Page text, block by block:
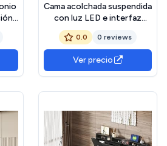
y
Cama acolchada suspendida
con luz LED e interfaz
USB+TYPE-C,estructura
cama matrimonial,cabecero
con caja,lino
(Beige,140x200)
0.0 0 reviews
Ver precio